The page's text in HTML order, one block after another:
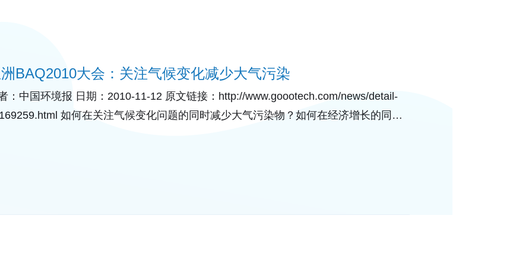
BAQ2010大会：关注气候变化减少大气污染
：中国环境报 日期：2010-11-12 原文链接：http://www.goootech.com/news/detail-
如何在关注气候变化问题的同时减少大气污染物？如何在经济增长的同时